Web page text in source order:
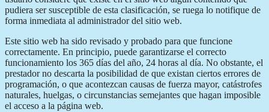
pudiera ser susceptible de esta clasificación, se ruega lo notifique de
forma inmediata al administrador del sitio web.
Este sitio web ha sido revisado y probado para que funcione
correctamente. En principio, puede garantizarse el correcto
funcionamiento los 365 días del año, 24 horas al día. No obstante, el
prestador no descarta la posibilidad de que existan ciertos errores de
programación, o que acontezcan causas de fuerza mayor, catástrofes
naturales, huelgas, o circunstancias semejantes que hagan imposible
el acceso a la página web.